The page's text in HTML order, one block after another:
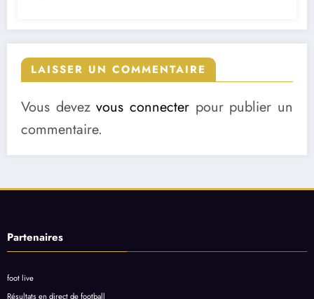
LAISSER UN COMMENTAIRE
Vous devezvous connecter pour publier un
commentaire.
Partenaires
foot live
Résultats en direct de football